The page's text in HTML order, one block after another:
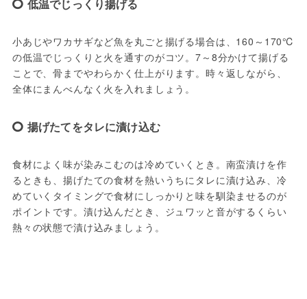
低温でじっくり揚げる
小あじやワカサギなど魚を丸ごと揚げる場合は、160～170℃
の低温でじっくりと火を通すのがコツ。7～8分かけて揚げる
ことで、骨までやわらかく仕上がります。時々返しながら、
全体にまんべんなく火を入れましょう。
揚げたてをタレに漬け込む
食材によく味が染みこむのは冷めていくとき。南蛮漬けを作
るときも、揚げたての食材を熱いうちにタレに漬け込み、冷
めていくタイミングで食材にしっかりと味を馴染ませるのが
ポイントです。漬け込んだとき、ジュワッと音がするくらい
熱々の状態で漬け込みましょう。